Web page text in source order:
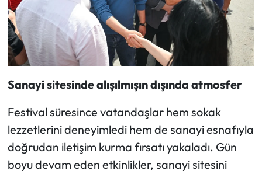
Sanayi sitesinde alışılmışın dışında atmosfer
Festival süresince vatandaşlar hem sokak
lezzetlerini deneyimledi hem de sanayi esnafıyla
doğrudan iletişim kurma fırsatı yakaladı. Gün
boyu devam eden etkinlikler, sanayi sitesini